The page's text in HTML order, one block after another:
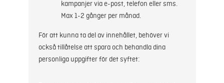
kampanjer via e-post, telefon eller sms.
Max 1-2 gånger per månad.
För att kunna ta del av innehållet, behöver vi
också tillåtelse att spara och behandla dina
personliga uppgifter för det syftet: